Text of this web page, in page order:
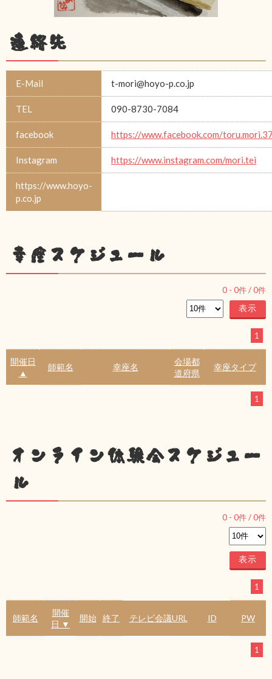
連絡先
E-Mail t-mori@hoyo-p.co.jp
TEL 090-8730-7084
facebook https://www.facebook.com/
Instagram https://www.instagram.com/mori.tei
https://www.hoyo-
p.co.jp
幸座スケジュール
0 - 0件 /0件
1
開催日
▲
師範名 幸座名
会場都
道府県
幸座タイプ
1
オンライン体験会スケジュー
ル
0 - 0件 /0件
1
師範名
開催
日 ▼
開始 終了 テレビ会議URL ID PW
1